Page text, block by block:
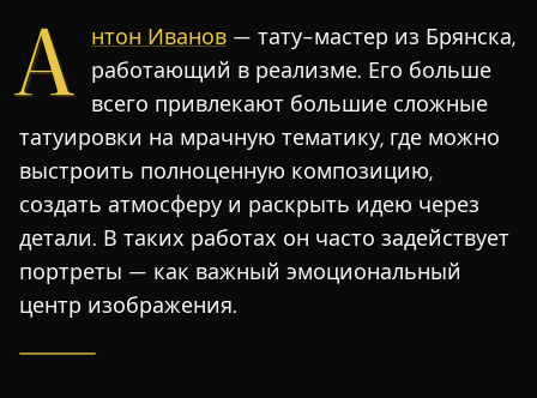
А нтон Иванов — тату-мастер из Брянска,
работающий в реализме. Его больше
всего привлекают большие сложные
татуировки на мрачную тематику, где можно
выстроить полноценную композицию,
создать атмосферу и раскрыть идею через
детали. В таких работах он часто задействует
портреты — как важный эмоциональный
центр изображения.